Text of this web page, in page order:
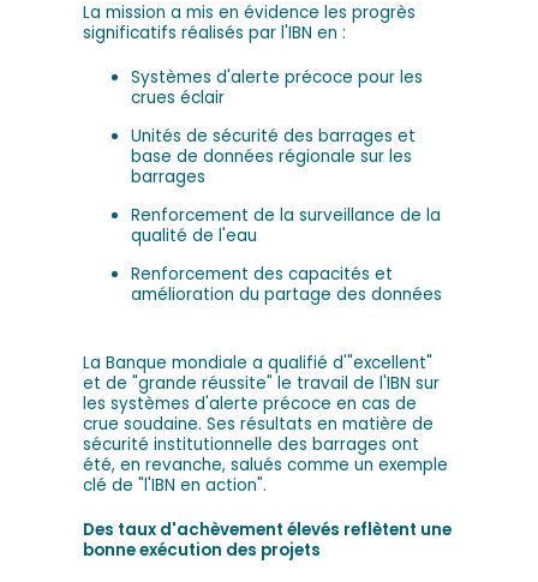
La mission a mis en évidence les progrès
significatifs réalisés par l'IBN en :
Systèmes d'alerte précoce pour les
crues éclair
Unités de sécurité des barrages et
base de données régionale sur les
barrages
Renforcement de la surveillance de la
qualité de l'eau
Renforcement des capacités et
amélioration du partage des données
La Banque mondiale a qualifié d'"excellent"
et de "grande réussite" le travail de l'IBN sur
les systèmes d'alerte précoce en cas de
crue soudaine. Ses résultats en matière de
sécurité institutionnelle des barrages ont
été, en revanche, salués comme un exemple
clé de "l'IBN en action".
Des taux d'achèvement élevés reflètent une
bonne exécution des projets